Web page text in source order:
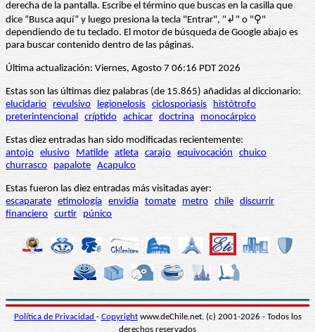
derecha de la pantalla. Escribe el término que buscas en la casilla que
dice “Busca aquí” y luego presiona la tecla "Entrar", "↲" o "⚲"
dependiendo de tu teclado. El motor de búsqueda de Google abajo es
para buscar contenido dentro de las páginas.
Última actualización: Viernes, Agosto 7 06:16 PDT 2026
Estas son las últimas diez palabras (de 15.865) añadidas al diccionario:
elucidario
revulsivo legionelosis ciclosporiasis
histótrofo
preterintencional críptido achicar doctrina monocárpico
Estas diez entradas han sido modificadas recientemente:
antojo elusivo Matilde atleta carajo equivocación
chuico
churrasco
papalote Acapulco
Estas fueron las diez entradas más visitadas ayer:
escaparate etimología envidia tomate metro chile discurrir
financiero curtir púnico
Política de Privacidad - Copyrightwww.deChile.net. (c) 2001-2026 - Todos los
derechos reservados